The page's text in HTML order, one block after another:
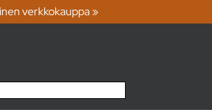
verkkokauppa »